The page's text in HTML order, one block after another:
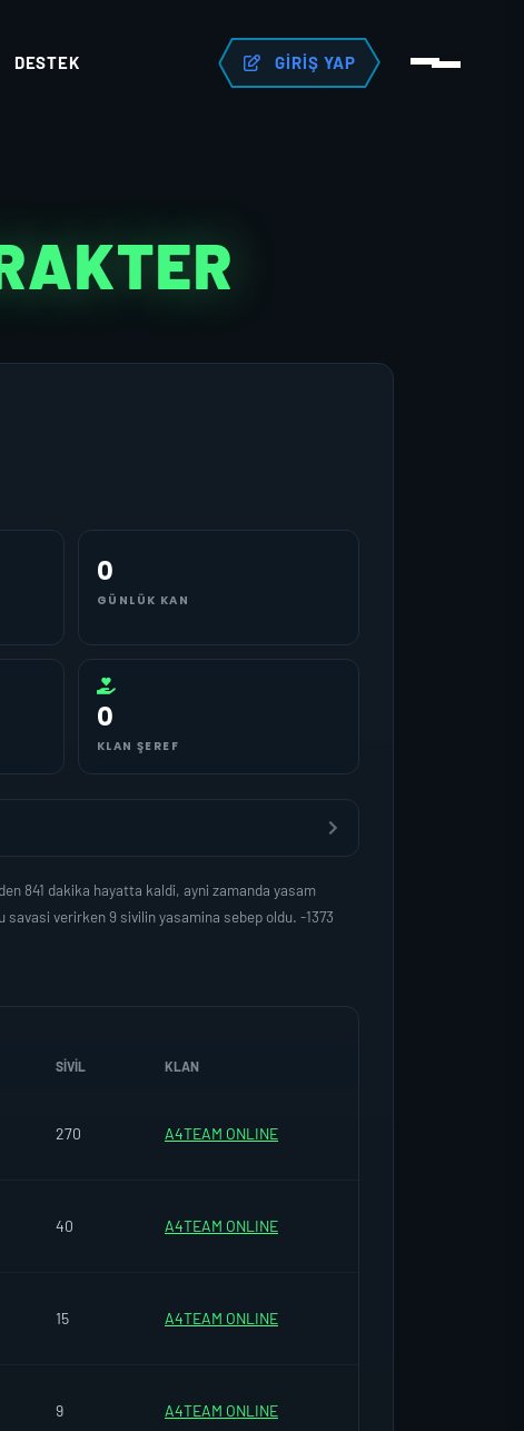
DESTEK GIRIŞ YAP
0
GÜNLÜK KAN
0
KLAN ŞEREF
841 dakika hayatta kaldi, ayni zamanda yasam
verirken 9 sivilin yasamina sebep oldu. -1373
SIVIL KLAN
270 A4TEAM ONLINE
40 A4TEAM ONLINE
15 A4TEAM ONLINE
9 A4TEAM ONLINE